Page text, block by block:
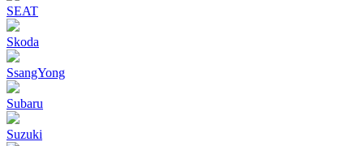
SEAT
Skoda
SsangYong
Subaru
Suzuki